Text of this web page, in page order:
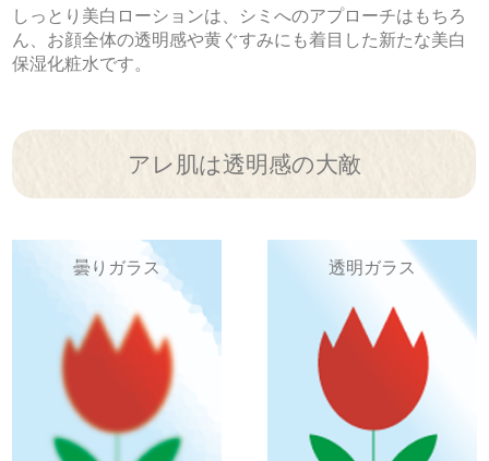
しっとり美白ローションは、シミへのアプローチはもちろ
ん、お顔全体の透明感や黄ぐすみにも着目した新たな美白
保湿化粧水です。
アレ肌は透明感の大敵
曇りガラス 透明ガラス